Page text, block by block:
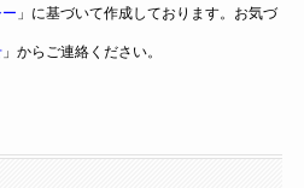
」に基づいて作成しております。お気づ
」からご連絡ください。